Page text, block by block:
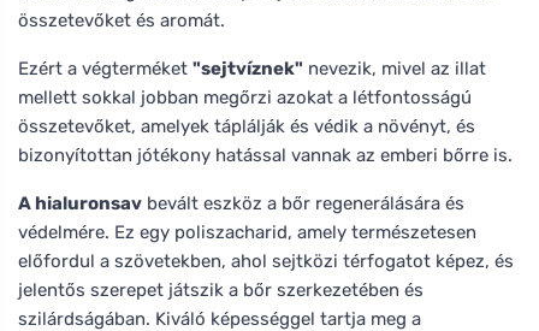
összetevőket és aromát.
Ezért a végterméket "sejtvíznek" nevezik, mivel az illat
mellett sokkal jobban megőrzi azokat a létfontosságú
összetevőket, amelyek táplálják és védik a növényt, és
bizonyítottan jótékony hatással vannak az emberi bőrre is.
A hialuronsav bevált eszköz a bőr regenerálására és
védelmére. Ez egy poliszacharid, amely természetesen
előfordul a szövetekben, ahol sejtközi térfogatot képez, és
jelentős szerepet játszik a bőr szerkezetében és
szilárdságában. Kiváló képességgel tartja meg a